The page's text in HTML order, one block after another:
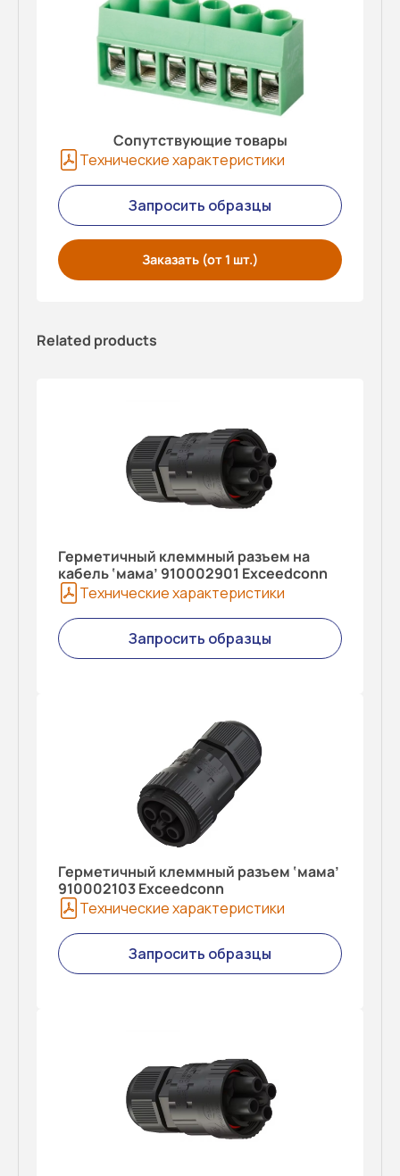
Сопутствующие товары
Технические характеристики
Запросить образцы
Заказать (от 1 шт.)
Related products
Герметичный клеммный разъем на
кабель ‘мама’ 910002901 Exceedconn
Технические характеристики
Запросить образцы
Герметичный клеммный разъем ‘мама’
910002103 Exceedconn
Технические характеристики
Запросить образцы